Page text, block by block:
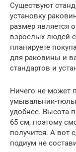
Существуют
установку
размер является
взрослых людей
планируете
для раковины и
стандартов и
Ничего не может
умывальник-
удобнее. Высота
65 см, поэтому
получится. А вот
подиум не